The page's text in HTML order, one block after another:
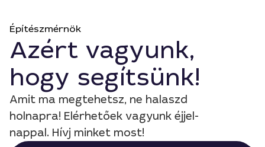
Építészmérnök
Azért vagyunk,
hogy segítsünk!
Amit ma megtehetsz, ne halaszd
holnapra! Elérhetőek vagyunk éjjel-
nappal. Hívj minket most!